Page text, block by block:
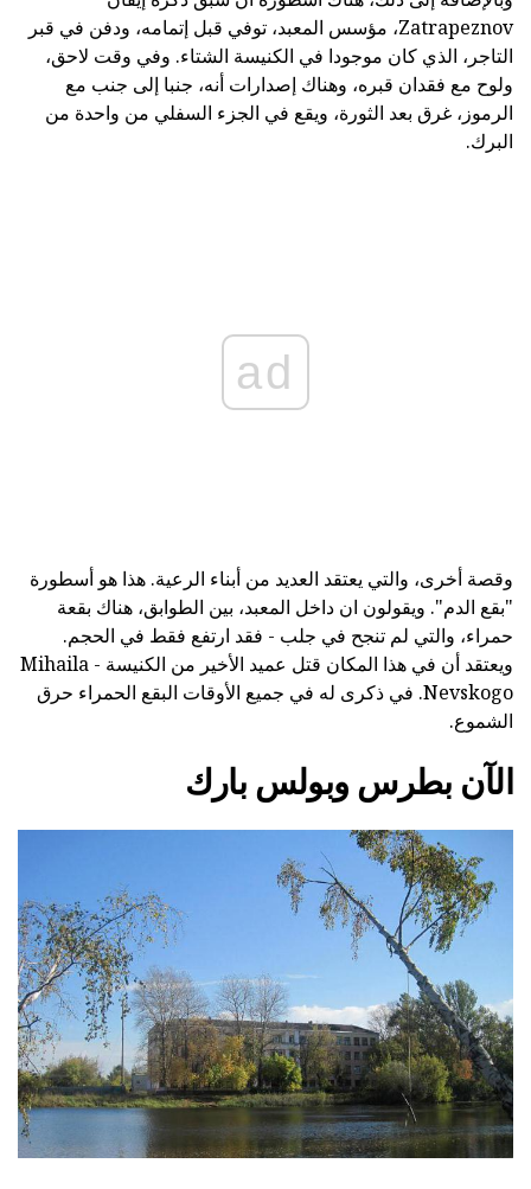
Zatrapeznov، مؤسس المعبد، توفي قبل إتمامه، ودفن في قبر
التاجر، الذي كان موجودا في الكنيسة الشتاء. وفي وقت لاحق،
ولوح مع فقدان قبره، وهناك إصدارات أنه، جنبا إلى جنب مع
الرموز، غرق بعد الثورة، ويقع في الجزء السفلي من واحدة من
البرك.
ad
وقصة أخرى، والتي يعتقد العديد من أبناء الرعية. هذا هو أسطورة
"بقع الدم". ويقولون ان داخل المعبد، بين الطوابق، هناك بقعة
حمراء، والتي لم تنجح في جلب - فقد ارتفع فقط في الحجم.
ويعتقد أن في هذا المكان قتل عميد الأخير من الكنيسة - Mihaila
Nevskogo. في ذكرى له في جميع الأوقات البقع الحمراء حرق
الشموع.
الآن بطرس وبولس بارك